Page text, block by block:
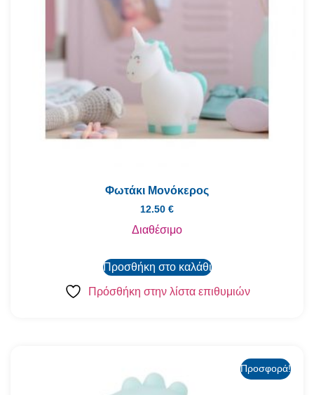
Φωτάκι Μονόκερος
12.50 €
Διαθέσιμο
Προσθήκη στο καλάθι
Πρόσθήκη στην λίστα επιθυμιών
Προσφορά!